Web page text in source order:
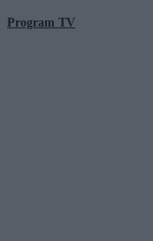
Program TV